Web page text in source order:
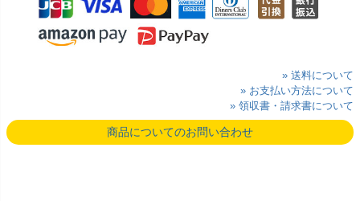
» 送料について
» お支払い方法について
» 領収書・請求書について
商品についてのお問い合わせ